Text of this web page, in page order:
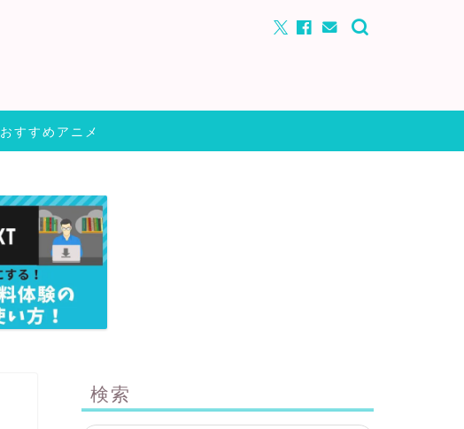
おすすめアニメ
検索